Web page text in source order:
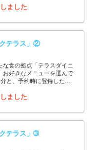
ました
テラス」②
食の拠点「テラスダイニ
お好きなメニューを選んで
と、予約時に登録した同
ました
テラス」➂